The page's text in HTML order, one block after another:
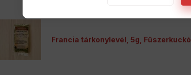
Francia tárkonylevél, 5g, Fűszerkuckó